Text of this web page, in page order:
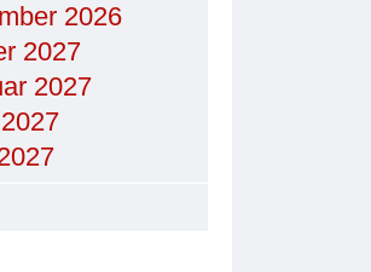
2026
2027
2027